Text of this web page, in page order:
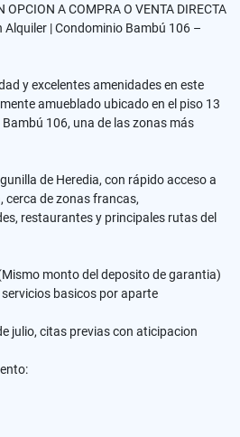
OPCION A COMPRA O VENTA DIRECTA
| Condominio Bambú 106 –
y excelentes amenidades en este
amueblado ubicado en el piso 13
106, una de las zonas más
de Heredia, con rápido acceso a
cerca de zonas francas,
restaurantes y principales rutas del
monto del deposito de garantia)
basicos por aparte
julio, citas previas con aticipacion